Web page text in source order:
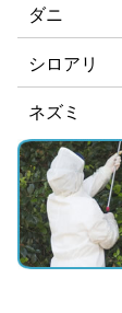
ダニ
シロアリ
ネズミ